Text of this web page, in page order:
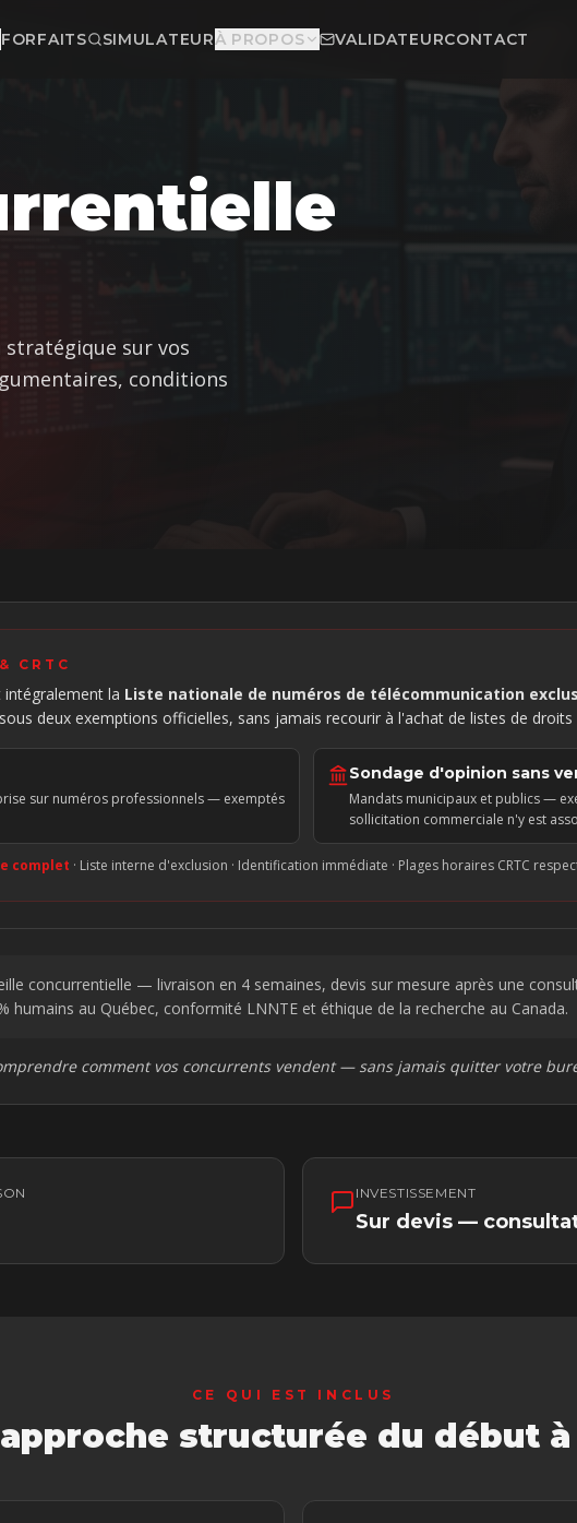
FORFAITS SIMULATEURÀ PROPOS VALIDATEURCONTACT
sur vos
conditions
CRTC
la Liste nationale de numéros de télécommunication exclus
deux exemptions officielles, sans jamais recourir à l'achat de listes de droits
sur numéros professionnels — exemptés
Sondage d'opinion sans
Mandats municipaux et publics —
sollicitation commerciale n'y est
complet · Liste interne d'exclusion · Identification immédiate · Plages horaires CRTC
concurrentielle — livraison en 4 semaines, devis sur mesure après une
humains au Québec, conformité LNNTE et éthique de la recherche au Canada.
comment vos concurrents vendent — sans jamais quitter votre
INVESTISSEMENT
Sur devis —
CE QUI EST INCLUS
structurée du début